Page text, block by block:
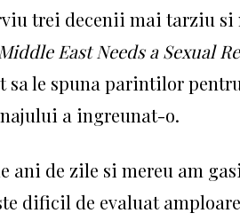
trei decenii mai tarziu si
East Needs a Sexual
le spuna parintilor
a ingreunat-o.
ani de zile si mereu am
dificil de evaluat